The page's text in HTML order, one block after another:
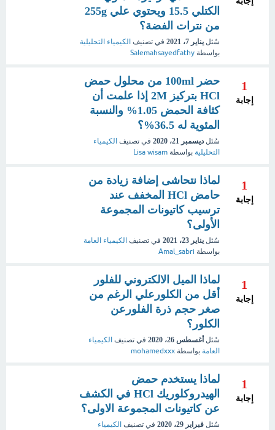
الكتلي 15.5 ويحتوي علي 255g
من نترات الفضة؟
سُئل يناير 7، 2021 في تصنيف الكيمياء التحليلية
بواسطة Salemahsayedfathy
1
إجابة
حضر 100ml من محلول حمض
HCl بتركيز 2M إذا علمت أن
كثافة الحمض 1.05% والنسبة
المئوية له 36.5%؟
سُئل ديسمبر 21، 2020 في تصنيف الكيمياء
التحليلية بواسطة Lisa wisam
1
إجابة
لماذا نتحاشى إضافة زيادة من
حامض HCl المخفف عند
ترسيب كاتيونات المجموعة
الأولى؟
سُئل يناير 23، 2021 في تصنيف الكيمياء العامة
بواسطة Amal_sabri
1
إجابة
لماذا الميل الالكتروني للفلور
أقل من الكلورعلي الرغم من
صغر حجم ذرة الفلورعن
الكلور؟
سُئل أغسطس 26، 2020 في تصنيف الكيمياء
العامة بواسطة mohamedxxx
1
إجابة
لماذا يستخدم حمض
الهيدروكلوريك HCl في الكشف
عن كاتيونات المجموعة الاولى؟
سُئل فبراير 29، 2020 في تصنيف الكيمياء